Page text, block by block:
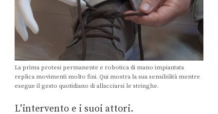
La prima protesi permanente e robotica di mano impiantata
replica movimenti molto fini. Qui mostra la sua sensibilità mentre
esegue il gesto quotidiano di allacciarsi le stringhe.
L’intervento e i suoi attori.